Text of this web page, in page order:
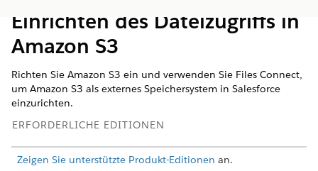
Einrichten des Dateizugriffs in
Amazon S3
Richten Sie Amazon S3 ein und verwenden Sie Files Connect,
um Amazon S3 als externes Speichersystem in Salesforce
einzurichten.
ERFORDERLICHE EDITIONEN
Zeigen Sie unterstützte Produkt-Editionen an.